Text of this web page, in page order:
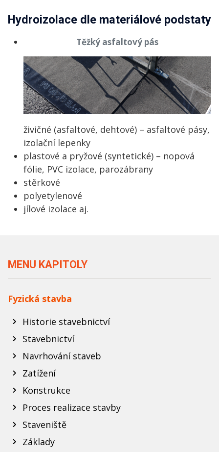
MENU KAPITOLY
Fyzická stavba
Historie stavebnictví
Stavebnictví
Navrhování staveb
Zatížení
Konstrukce
Proces realizace stavby
Staveniště
Základy
Hydroizolace dle materiálové podstaty
Těžký asfaltový pás
živičné (asfaltové, dehtové) – asfaltové pásy,
izolační lepenky
plastové a pryžové (syntetické) – nopová
fólie, PVC izolace, parozábrany
stěrkové
polyetylenové
jílové izolace aj.